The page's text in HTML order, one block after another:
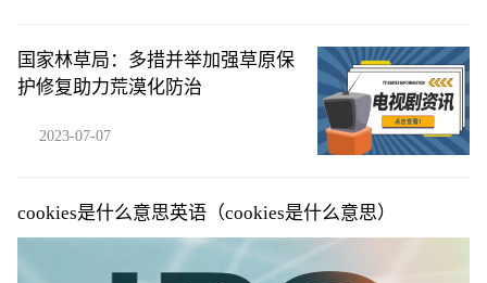
国家林草局：多措并举加强草原保
护修复助力荒漠化防治
2023-07-07
cookies是什么意思英语（cookies是什么意思）